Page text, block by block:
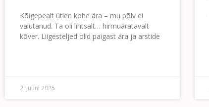
Kõigepealt ütlen kohe ära – mu põlv ei
valutanud. Ta oli lihtsalt… hirmuäratavalt
kõver. Liigesteljed olid paigast ära ja arstide
2. juuni 2025